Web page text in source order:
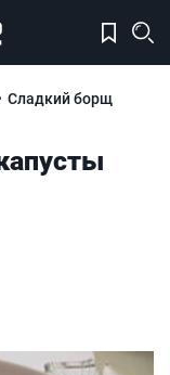
Сладкий борщ